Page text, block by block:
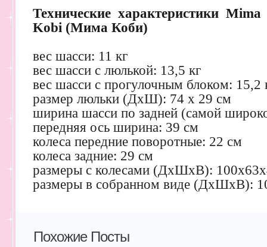
Технические характеристики
Kobi (Мима Коби)
вес шасси: 11 кг
вес шасси с люлькой: 13,5 кг
вес шасси с прогулочным блоком: 15,2
размер люльки (ДхШ): 74 х 29 см
ширина шасси по задней (самой
передняя ось ширина: 39 см
колеса передние поворотные: 22 см
колеса задние: 29 см
размеры с колесами (ДхШхВ):
размеры в собранном виде (ДхШхВ):
Похожие Посты